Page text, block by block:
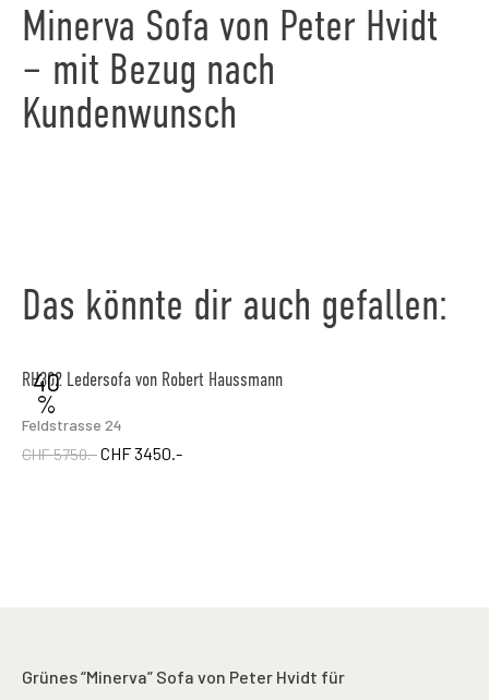
Minerva Sofa von Peter Hvidt
– mit Bezug nach
Kundenwunsch
Das könnte dir auch gefallen:
40
%
RH302 Ledersofa von Robert Haussmann
Feldstrasse 24
CHF 5750.-CHF 3450.-
Grünes “Minerva” Sofa von Peter Hvidt für